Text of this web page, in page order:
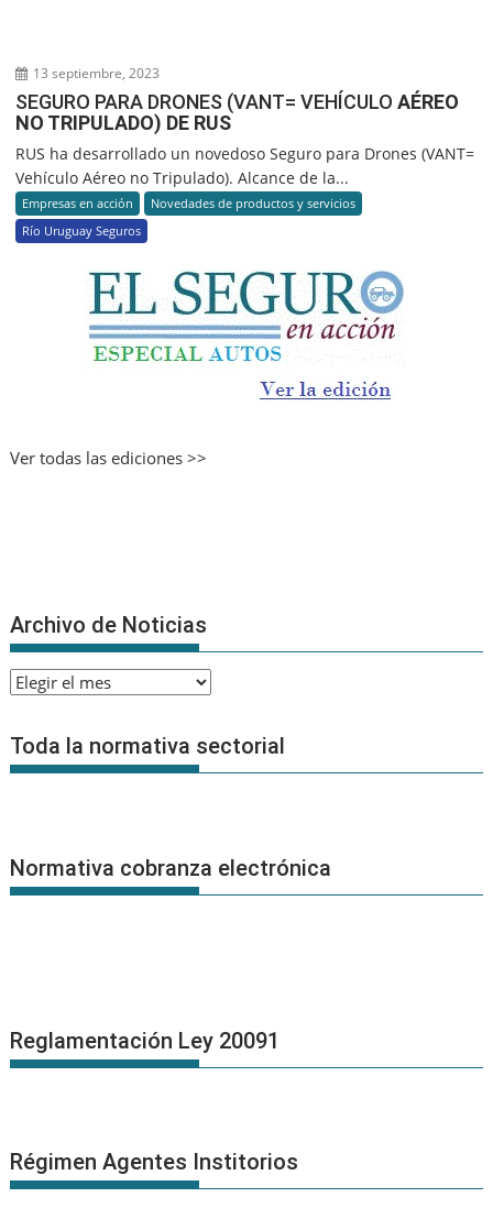
13 septiembre, 2023
SEGURO PARA DRONES (VANT= VEHÍCULOAÉREO
NO TRIPULADO) DE RUS
RUS ha desarrollado un novedoso Seguro para Drones (VANT=
Vehículo Aéreo no Tripulado). Alcance de la...
Empresas en acción
Novedades de productos y servicios
Río Uruguay Seguros
Ver todas las ediciones >>
Archivo de Noticias
Archivo
Noticias
Toda la normativa sectorial
Normativa cobranza electrónica
Reglamentación Ley 20091
Régimen Agentes Institorios